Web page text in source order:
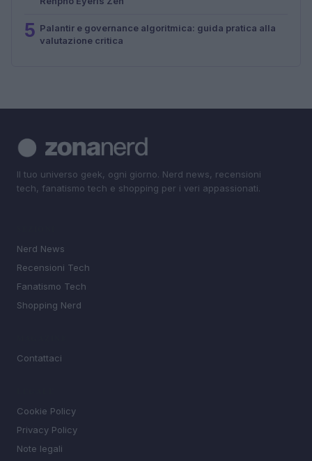
5 Palantir e governance algoritmica: guida pratica alla
valutazione critica
Il tuo universo geek, ogni giorno. Nerd news, recensioni
tech, fanatismo tech e shopping per i veri appassionati.
Nerd News
Recensioni Tech
Fanatismo Tech
Shopping Nerd
Contattaci
Cookie Policy
Privacy Policy
Note legali